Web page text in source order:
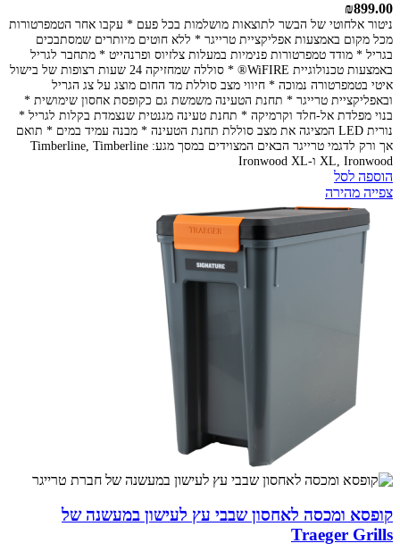
₪899.00
ניטור אלחוטי של הבשר לתוצאות מושלמות בכל פעם * עקבו אחר הטמפרטורות
מכל מקום באמצעות אפליקציית טרייגר * ללא חוטים מיותרים שמסתבכים
בגריל * מודד טמפרטורות פנימיות במעלות צלזיוס ופרנהייט * מתחבר לגריל
באמצעות טכנולוגיית WiFIRE®
* סוללה שמחזיקה 24 שעות רצופות של בישול
איטי בטמפרטורה נמוכה * חיווי מצב סוללת מד החום מוצג על צג הגריל
ובאפליקציית טרייגר * תחנת הטעינה משמשת גם כקופסת אחסון שימושית *
בנוי מפלדת אל-חלד וקרמיקה * תחנת טעינה מגנטית שנצמדת בקלות לגריל *
נורית LED המציגה את מצב סוללת תחנת הטעינה
* מבנה עמיד במים * תואם
אך ורק לדגמי טרייגר הבאים המצוידים במסך מגע: Timberline, Timberline
XL, Ironwood ו-Ironwood XL
הוספה לסל
צפייה מהירה
קופסא ומכסה לאחסון שבבי עץ לעישון במעשנה של
Traeger Grills